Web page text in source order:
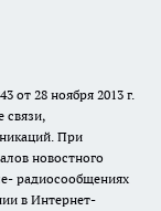
от 28 ноября 2013 г.
связи,
При
новостного
радиосообщениях
в Интернет-